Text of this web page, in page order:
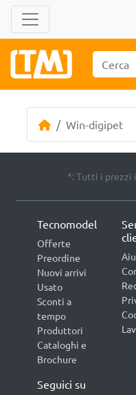
Win-digipet
*: Tutti i prezzi
Tecnomodel
Offerte
Preordine
Nuovi arrivi
Usato
Sconti a
tempo
Produttori
Cataloghi e
Brochure
Seguici su